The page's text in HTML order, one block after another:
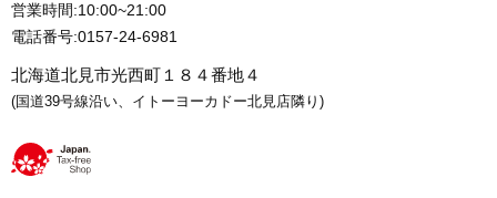
営業時間:10:00~21:00
電話番号:0157-24-6981
北海道北見市光西町１８４番地４
(国道39号線沿い、イトーヨーカドー北見店隣り)